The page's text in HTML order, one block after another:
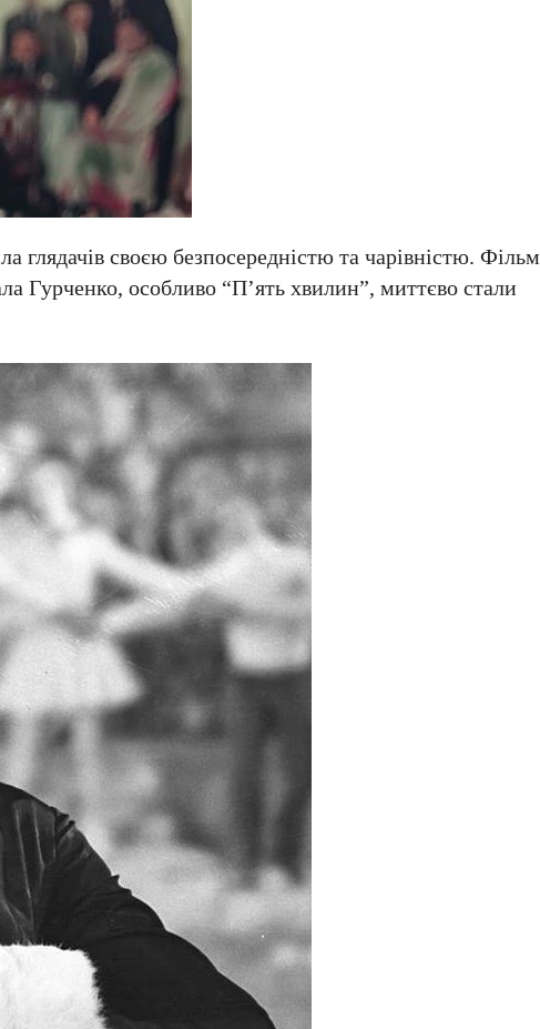
глядачів своєю безпосередністю та чарівністю. Фільм
Гурченко, особливо “П’ять хвилин”, миттєво стали